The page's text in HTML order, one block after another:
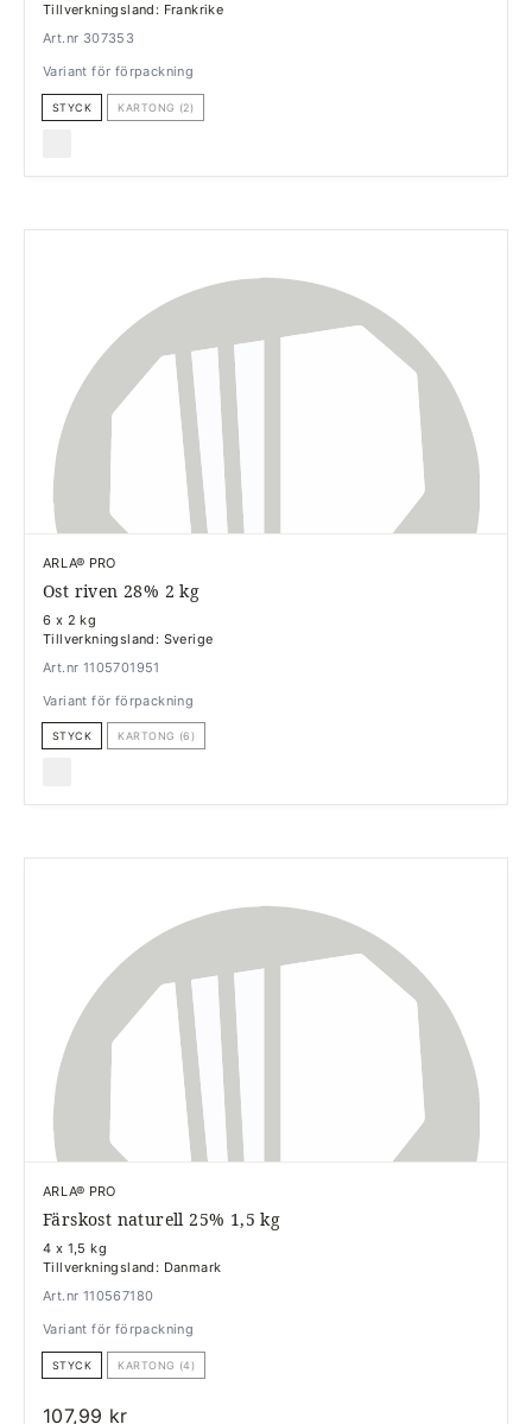
Tillverkningsland: Frankrike
Art.nr 307353
Variant för förpackning
STYCK KARTONG (2)
ARLA® PRO
Ost riven 28% 2 kg
6 x 2 kg
Tillverkningsland: Sverige
Art.nr 1105701951
Variant för förpackning
STYCK KARTONG (6)
ARLA® PRO
Färskost naturell 25% 1,5 kg
4 x 1,5 kg
Tillverkningsland: Danmark
Art.nr 110567180
Variant för förpackning
STYCK KARTONG (4)
107,99 kr